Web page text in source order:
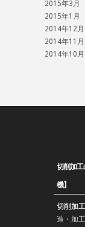
2015年3月
2015年1月
2014年12月
2014年11月
2014年10月
切削加
機】
切削加工
造 ・加